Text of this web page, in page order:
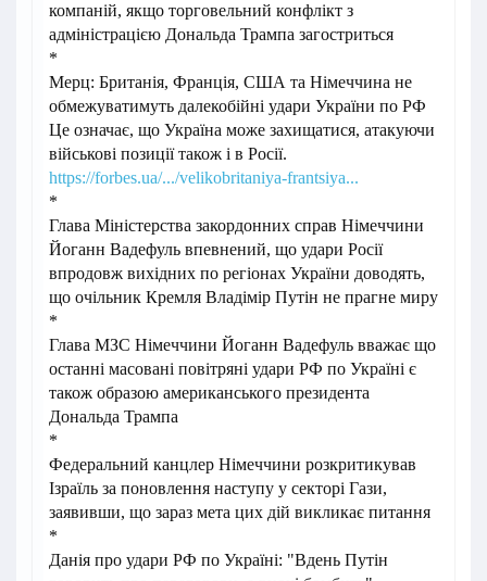
компаній, якщо торговельний конфлікт з
адміністрацією Дональда Трампа загостриться
*
Мерц: Британія, Франція, США та Німеччина не
обмежуватимуть далекобійні удари України по РФ
Це означає, що Україна може захищатися, атакуючи
військові позиції також і в Росії.
https://forbes.ua/.../velikobritaniya-frantsiya...
*
Глава Міністерства закордонних справ Німеччини
Йоганн Вадефуль впевнений, що удари Росії
впродовж вихідних по регіонах України доводять,
що очільник Кремля Владімір Путін не прагне миру
*
Глава МЗС Німеччини Йоганн Вадефуль вважає що
останні масовані повітряні удари РФ по Україні є
також образою американського президента
Дональда Трампа
*
Федеральний канцлер Німеччини розкритикував
Ізраїль за поновлення наступу у секторі Гази,
заявивши, що зараз мета цих дій викликає питання
*
Данія про удари РФ по Україні: "Вдень Путін